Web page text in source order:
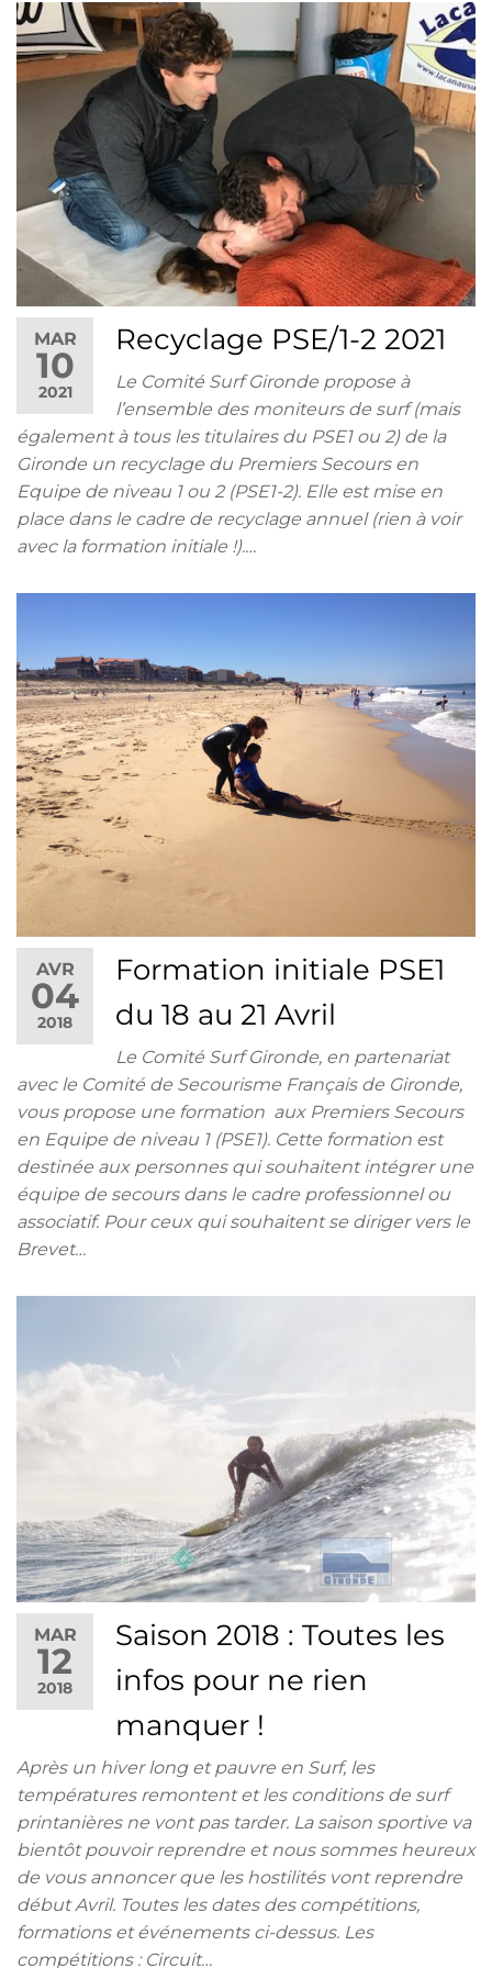
MAR
10
2021
Recyclage PSE/1-2 2021
Le Comité Surf Gironde propose à
l’ensemble des moniteurs de surf (mais
également à tous les titulaires du PSE1 ou 2) de la
Gironde un recyclage du Premiers Secours en
Equipe de niveau 1 ou 2 (PSE1-2). Elle est mise en
place dans le cadre de recyclage annuel (rien à voir
avec la formation initiale !).…
AVR
04
2018
Formation initiale PSE1
du 18 au 21 Avril
Le Comité Surf Gironde, en partenariat
avec le Comité de Secourisme Français de Gironde,
vous propose une formation aux Premiers Secours
en Equipe de niveau 1 (PSE1). Cette formation est
destinée aux personnes qui souhaitent intégrer une
équipe de secours dans le cadre professionnel ou
associatif. Pour ceux qui souhaitent se diriger vers le
Brevet…
MAR
12
2018
Saison 2018 : Toutes les
infos pour ne rien
manquer !
Après un hiver long et pauvre en Surf, les
températures remontent et les conditions de surf
printanières ne vont pas tarder. La saison sportive va
bientôt pouvoir reprendre et nous sommes heureux
de vous annoncer que les hostilités vont reprendre
début Avril. Toutes les dates des compétitions,
formations et événements ci-dessus. Les
compétitions : Circuit…